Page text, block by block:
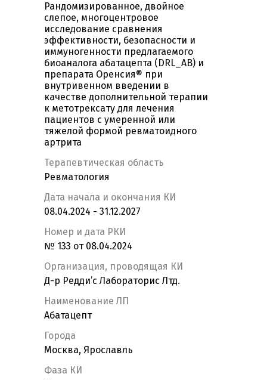
Рандомизированное, двойное
слепое, многоцентровое
исследование сравнения
эффективности, безопасности и
иммуногенности предлагаемого
биоаналога абатацепта (DRL_AB) и
препарата Оренсия® при
внутривенном введении в
качестве дополнительной терапии
к метотрексату для лечения
пациентов с умеренной или
тяжелой формой ревматоидного
артрита
Терапевтическая область
Ревматология
Дата начала и окончания КИ
08.04.2024 - 31.12.2027
Номер и дата РКИ
№ 133 от 08.04.2024
Организация, проводящая КИ
Д-р Редди’c Лабораторис Лтд.
Наименование ЛП
Абатацепт
Города
Москва, Ярославль
Фаза КИ